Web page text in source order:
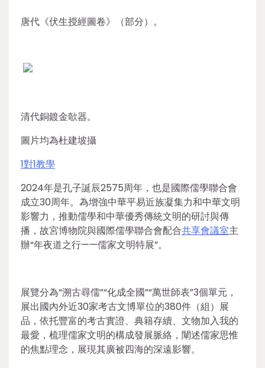
唐代《伏生授經圖卷》（部分）。
清代銅鍍金欹器。
圖片均為杜建坡攝
1對1教學
2024年是孔子誕辰2575周年，也是國際儒學聯合會
成立30周年。為增強中華平易近族凝集力和中華文明
影響力，推動儒學和中華優秀傳統文明的研討與傳
播，故宮博物院與國際儒學聯合會配合共享會議室主
辦“年夜道之行——儒家文明特展”。
展覽分為“溯古尋儒”“化成全國”“萬世師表”3個單元，
展出國內外近30家考古文博單位的380件（組）展
品，依托豐富的考古實證、典籍存續、文物加入我的
最愛，梳理儒家文明的構成發展脈絡，闡述儒家思惟
的焦點理念，展現其廣被四海的深遠影響。